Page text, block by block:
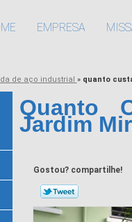
EMPRESA
de aço industrial » quanto
Quanto
Jardim
Gostou? compartilhe!